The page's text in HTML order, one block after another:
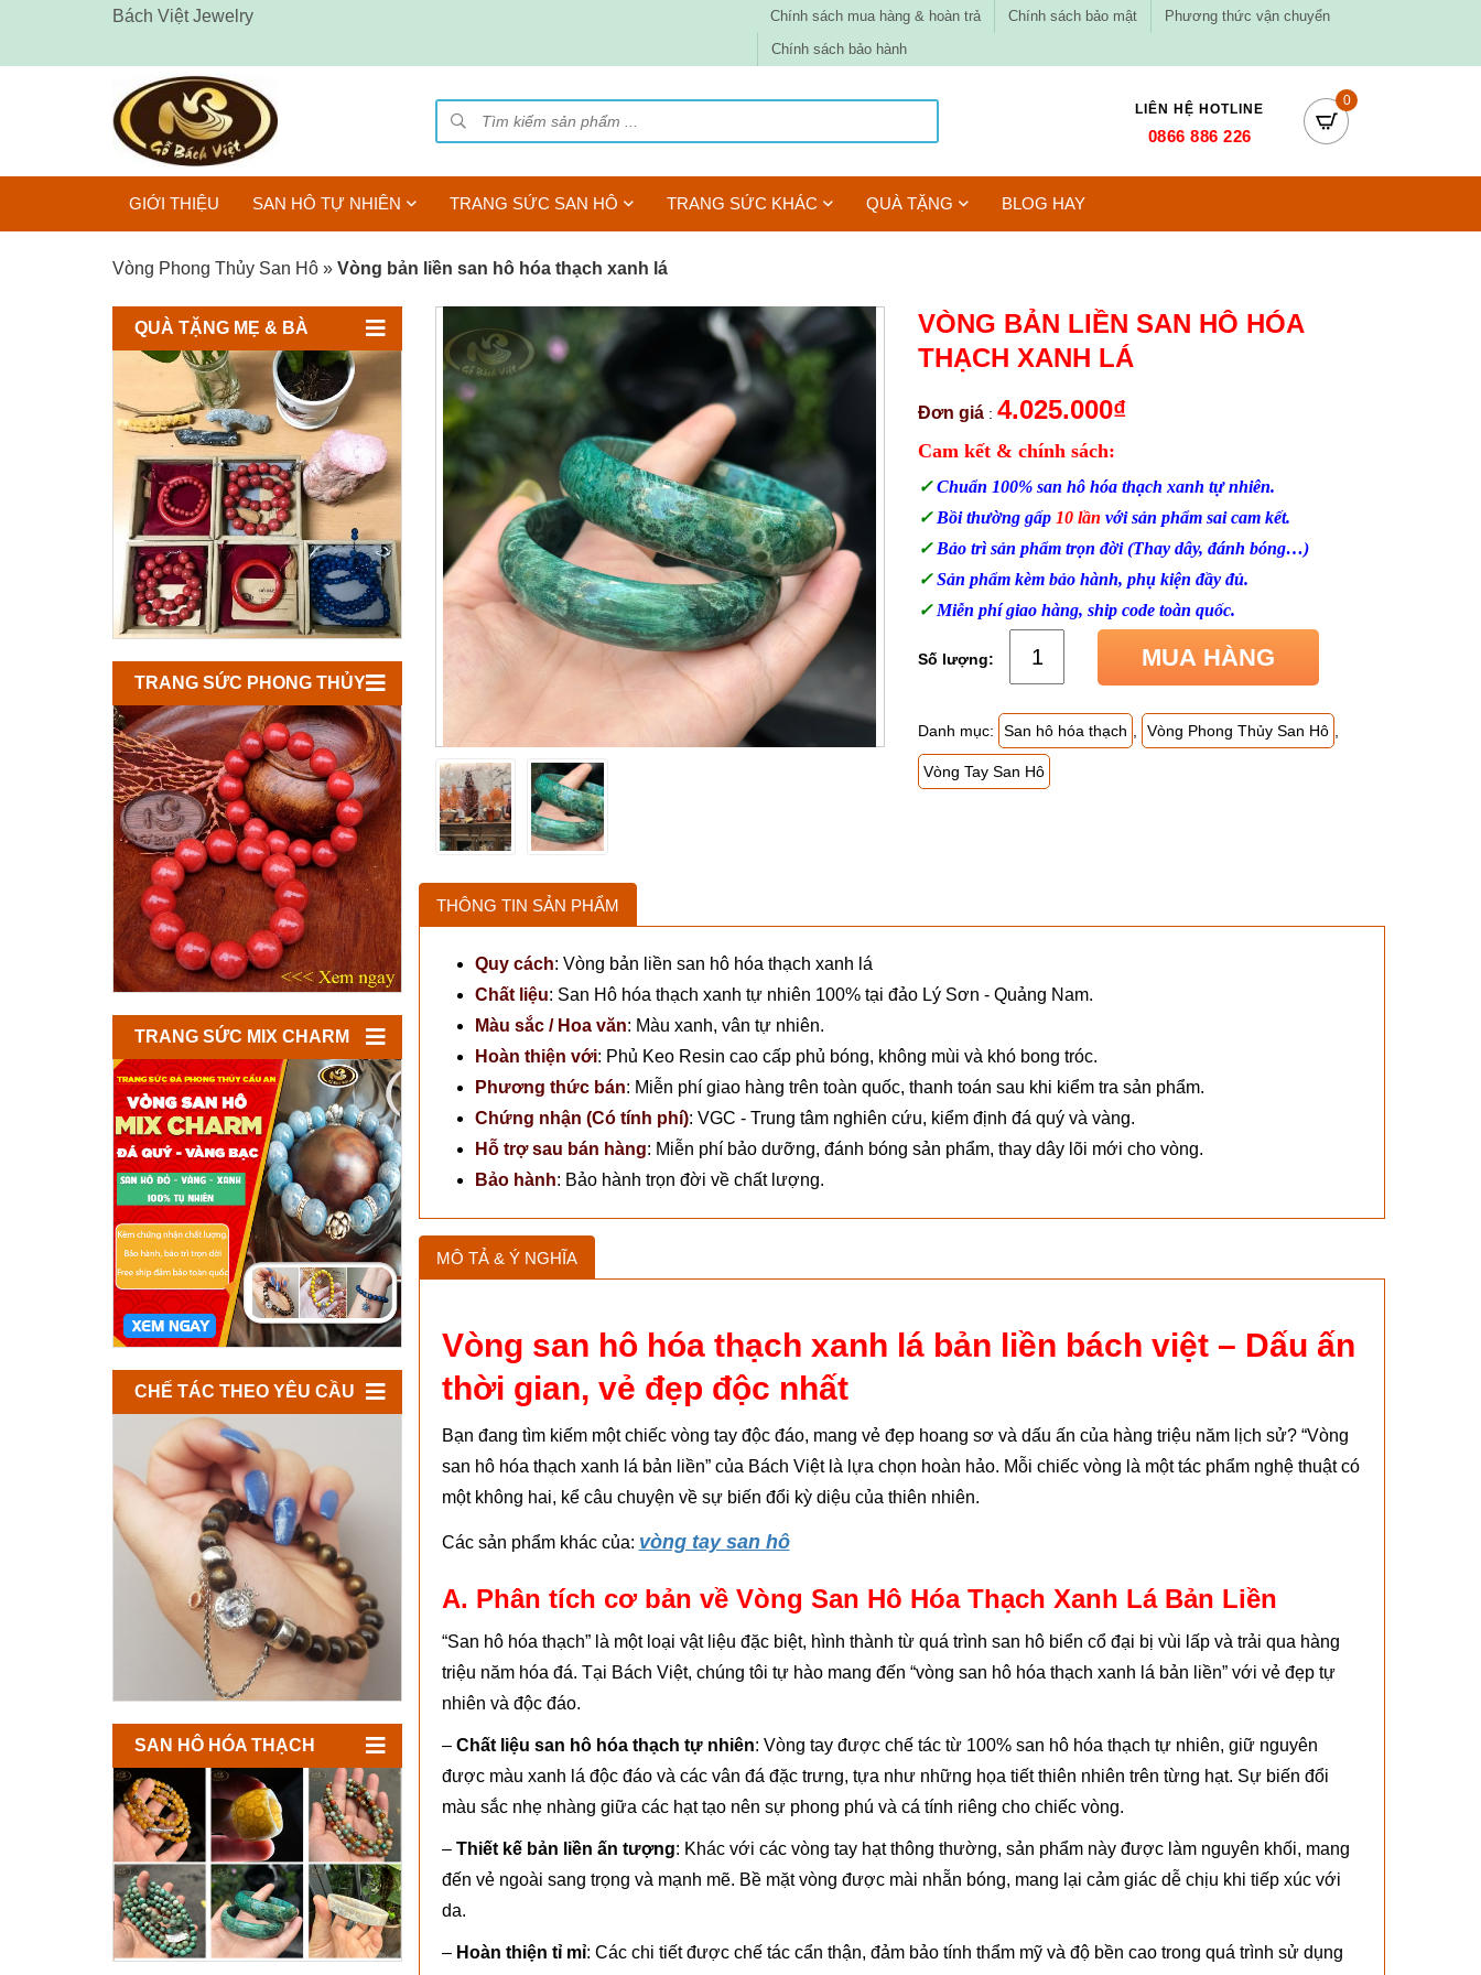
Bách Việt Jewelry Chính sách mua hàng & hoàn trả Chính sách bảo mật
Phương thức vận chuyển
Chính sách bảo hành
LIÊN HỆ HOTLINE
0866 886 226
0
GIỚI THIỆU SAN HÔ TỰ NHIÊN TRANG SỨC SAN HÔ TRANG SỨC KHÁC QUÀ TẶNG BLOG HAY
Vòng Phong Thủy San Hô » Vòng bản liền san hô hóa thạch xanh lá
QUÀ TẶNG MẸ & BÀ
TRANG SỨC PHONG THỦY
TRANG SỨC MIX CHARM
CHẾ TÁC THEO YÊU CẦU
SAN HÔ HÓA THẠCH
VÒNG BẢN LIỀN SAN HÔ HÓA
THẠCH XANH LÁ
Đơn giá :4.025.000₫
Cam kết & chính sách:
✓ Chuẩn 100% san hô hóa thạch xanh tự nhiên.
✓ Bồi thường gấp 10 lần với sản phẩm sai cam kết.
✓ Bảo trì sản phẩm trọn đời (Thay dây, đánh bóng…)
✓ Sản phẩm kèm bảo hành, phụ kiện đầy đủ.
✓ Miễn phí giao hàng, ship code toàn quốc.
MUA HÀNG
Danh mục: San hô hóa thạch Vòng Phong Thủy San Hô
Vòng Tay San Hô
THÔNG TIN SẢN PHẨM
Quy cách: Vòng bản liền san hô hóa thạch xanh lá
Chất liệu: San Hô hóa thạch xanh tự nhiên 100% tại đảo Lý Sơn - Quảng Nam.
Màu sắc / Hoa văn: Màu xanh, vân tự nhiên.
Hoàn thiện với: Phủ Keo Resin cao cấp phủ bóng, không mùi và khó bong tróc.
Phương thức bán: Miễn phí giao hàng trên toàn quốc, thanh toán sau khi kiểm tra sản phẩm.
Chứng nhận (Có tính phí): VGC - Trung tâm nghiên cứu, kiểm định đá quý và vàng.
Hỗ trợ sau bán hàng: Miễn phí bảo dưỡng, đánh bóng sản phẩm, thay dây lõi mới cho vòng.
Bảo hành: Bảo hành trọn đời về chất lượng.
MÔ TẢ & Ý NGHĨA
Vòng san hô hóa thạch xanh lá bản liền bách việt – Dấu ấn
thời gian, vẻ đẹp độc nhất
Bạn đang tìm kiếm một chiếc vòng tay độc đáo, mang vẻ đẹp hoang sơ và dấu ấn của hàng triệu năm lịch sử? “Vòng
san hô hóa thạch xanh lá bản liền” của Bách Việt là lựa chọn hoàn hảo. Mỗi chiếc vòng là một tác phẩm nghệ thuật có
một không hai, kể câu chuyện về sự biến đổi kỳ diệu của thiên nhiên.
Các sản phẩm khác của: vòng tay san hô
A. Phân tích cơ bản về Vòng San Hô Hóa Thạch Xanh Lá Bản Liền
“San hô hóa thạch” là một loại vật liệu đặc biệt, hình thành từ quá trình san hô biển cổ đại bị vùi lấp và trải qua hàng
triệu năm hóa đá. Tại Bách Việt, chúng tôi tự hào mang đến “vòng san hô hóa thạch xanh lá bản liền” với vẻ đẹp tự
nhiên và độc đáo.
– Chất liệu san hô hóa thạch tự nhiên: Vòng tay được chế tác từ 100% san hô hóa thạch tự nhiên, giữ nguyên
được màu xanh lá độc đáo và các vân đá đặc trưng, tựa như những họa tiết thiên nhiên trên từng hạt. Sự biến đổi
màu sắc nhẹ nhàng giữa các hạt tạo nên sự phong phú và cá tính riêng cho chiếc vòng.
– Thiết kế bản liền ấn tượng: Khác với các vòng tay hạt thông thường, sản phẩm này được làm nguyên khối, mang
đến vẻ ngoài sang trọng và mạnh mẽ. Bề mặt vòng được mài nhẵn bóng, mang lại cảm giác dễ chịu khi tiếp xúc với
da.
– Hoàn thiện tỉ mỉ: Các chi tiết được chế tác cẩn thận, đảm bảo tính thẩm mỹ và độ bền cao trong quá trình sử dụng